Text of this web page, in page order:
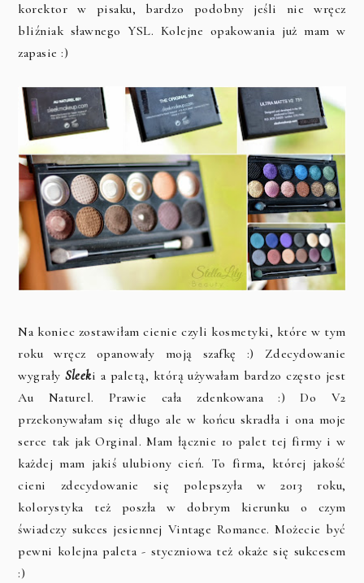
korektor w pisaku, bardzo podobny jeśli nie wręcz
bliźniak sławnego YSL. Kolejne opakowania już mam w
zapasie :)
Na koniec zostawiłam cienie czyli kosmetyki, które w tym
roku wręcz opanowały moją szafkę :) Zdecydowanie
wygrałySleeki a paletą, którą używałam bardzo często jest
Au Naturel. Prawie cała zdenkowana :) Do V2
przekonywałam się długo ale w końcu skradła i ona moje
serce tak jak Orginal. Mam łącznie 10 palet tej firmy i w
każdej mam jakiś ulubiony cień. To firma, której jakość
cieni zdecydowanie się polepszyła w 2013 roku,
kolorystyka też poszła w dobrym kierunku o czym
świadczy sukces jesiennej Vintage Romance. Możecie być
pewni kolejna paleta - styczniowa też okaże się sukcesem
:)